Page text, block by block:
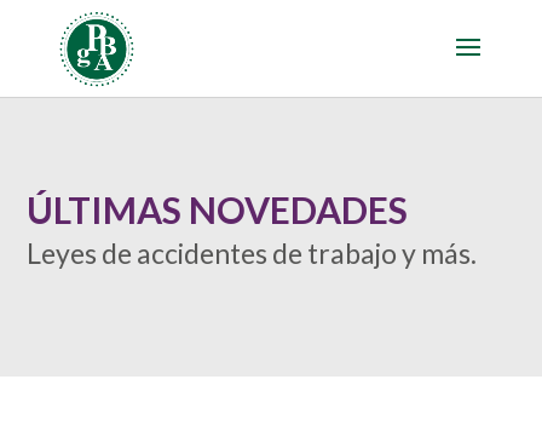
ÚLTIMAS NOVEDADES
Leyes de accidentes de trabajo y más.